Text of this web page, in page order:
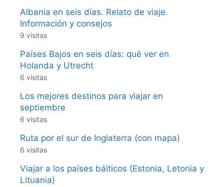
Albania en seis días. Relato de viaje.
Información y consejos
9 visitas
Países Bajos en seis días: qué ver en
Holanda y Utrecht
6 visitas
Los mejores destinos para viajar en
septiembre
6 visitas
Ruta por el sur de Inglaterra (con mapa)
6 visitas
Viajar a los países bálticos (Estonia, Letonia y
Lituania)